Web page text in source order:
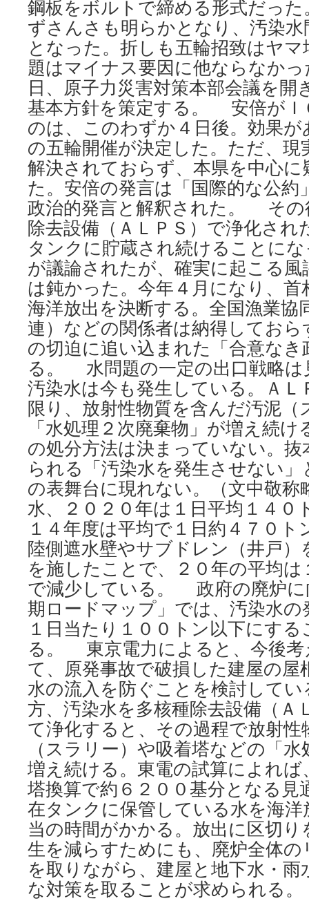
鋼板をボルトで締める形式だっ
ずさんさも明らかとなり、汚染
となった。折しも五輪招致はヤ
題はマイナス要因に他ならなか
日、原子力災害対策本部会議を開
基本方針を策定する。 安倍がＩ
のは、このわずか４日後。効果
の五輪開催が決定した。ただ、現
解決されておらず、本県を中心
た。安倍の発言は「国際的な公約
政治的発言と解釈された。 その
除去設備（ＡＬＰＳ）で浄化され
タンクに貯蔵され続けることに
が議論されたが、確実に起こる
は鈍かった。今年４月になり、首
海洋放出を決断する。全国漁業協
連）などの関係者は納得してお
の切迫に追い込まれた「合意な
る。 水問題の一定の出口戦略は
汚染水は今も発生している。ＡＬ
限り、放射性物質を含んだ汚泥（
「水処理２次廃棄物」が増え続
の処分方法は決まっていない。
られる「汚染水を発生させない
の表舞台に現れない。（文中敬称
水、２０２０年は１日平均１４
１４年度は平均で１日約４７０
陸側遮水壁やサブドレン（井戸
を施したことで、２０年の平均
で減少している。 政府の廃炉に
期ロードマップ」では、汚染水の
１日当たり１００トン以下にす
る。 東京電力によると、今後考
て、原発事故で破損した建屋の
水の流入を防ぐことを検討して
方、汚染水を多核種除去設備（Ａ
て浄化すると、その過程で放射性
（スラリー）や吸着塔などの「
増え続ける。東電の試算によれば
塔換算で約６２００基分となる
在タンクに保管している水を海
当の時間がかかる。放出に区切
生を減らすためにも、廃炉全体
を取りながら、建屋と地下水・
な対策を取ることが求められる